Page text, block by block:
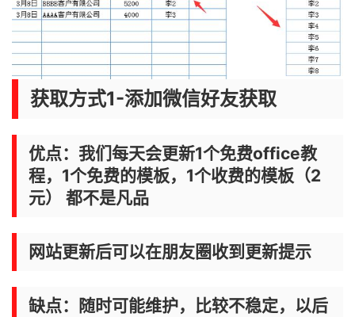
获取方式1-添加微信好友获取
优点：我们每天会更新1个免费office教
程，1个免费的模板，1个收费的模板（2
元） 都不是凡品
网站更新后可以在朋友圈收到更新提示
缺点：随时可能维护，比较不稳定，以后